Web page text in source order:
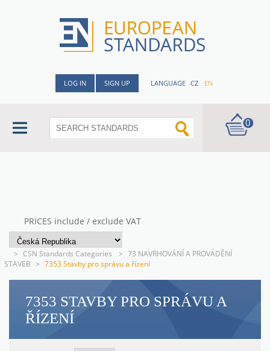
LOG IN SIGN UP LANGUAGE CZ EN
0
PRICES include / exclude VAT
> CSN Standards Categories > 73 NAVRHOVÁNÍ A PROVÁDĚNÍ
STAVEB > 7353 Stavby pro správu a řízení
7353 STAVBY PRO SPRÁVU A
ŘÍZENÍ